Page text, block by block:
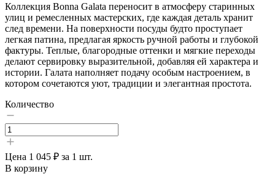
Коллекция Bonna Galata переносит в атмосферу старинных
улиц и ремесленных мастерских, где каждая деталь хранит
след времени. На поверхности посуды будто проступает
легкая патина, предлагая яркость ручной работы и глубокой
фактуры. Теплые, благородные оттенки и мягкие переходы
делают сервировку выразительной, добавляя ей характера и
истории. Галата наполняет подачу особым настроением, в
котором сочетаются уют, традиции и элегантная простота.
Количество
Цена 1 045 ₽ за 1 шт.
В корзину